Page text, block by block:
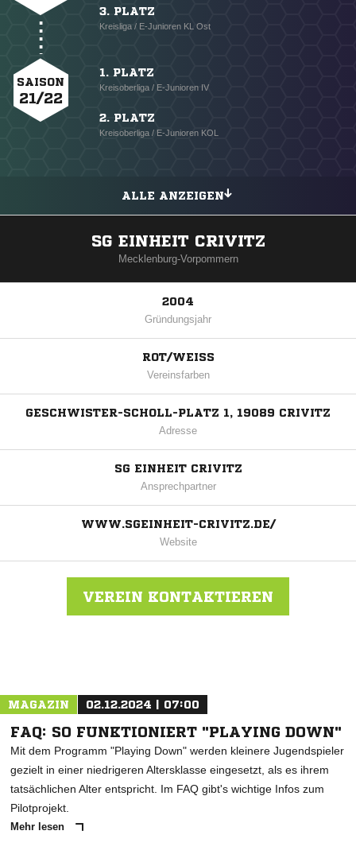
3. PLATZ
Kreisliga / E-Junioren KL Ost
SAISON
21/22
1. PLATZ
Kreisoberliga / E-Junioren IV
2. PLATZ
Kreisoberliga / E-Junioren KOL
ALLE ANZEIGEN
SG EINHEIT CRIVITZ
Mecklenburg-Vorpommern
2004
Gründungsjahr
ROT/WEISS
Vereinsfarben
GESCHWISTER-SCHOLL-PLATZ 1, 19089 CRIVITZ
Adresse
SG EINHEIT CRIVITZ
Ansprechpartner
WWW.SGEINHEIT-CRIVITZ.DE/
Website
VEREIN KONTAKTIEREN
MAGAZIN 02.12.2024 | 07:00
FAQ: SO FUNKTIONIERT "PLAYING DOWN"
Mit dem Programm "Playing Down" werden kleinere Jugendspieler
gezielt in einer niedrigeren Altersklasse eingesetzt, als es ihrem
tatsächlichen Alter entspricht. Im FAQ gibt's wichtige Infos zum
Pilotprojekt.
Mehr lesen